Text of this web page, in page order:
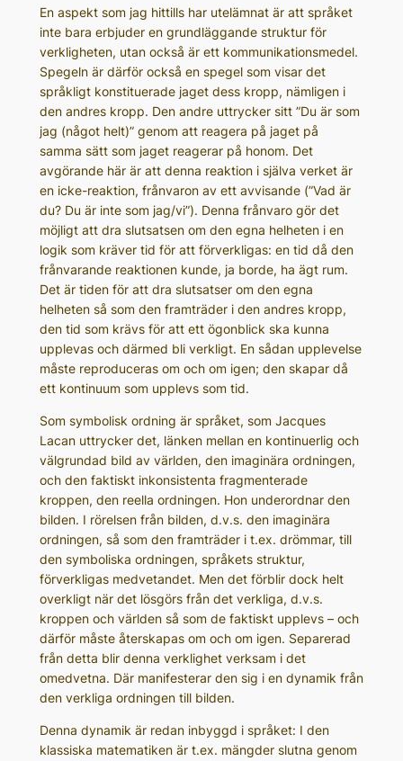
En aspekt som jag hittills har utelämnat är att språket
inte bara erbjuder en grundläggande struktur för
verkligheten, utan också är ett kommunikationsmedel.
Spegeln är därför också en spegel som visar det
språkligt konstituerade jaget dess kropp, nämligen i
den andres kropp. Den andre uttrycker sitt ”Du är som
jag (något helt)” genom att reagera på jaget på
samma sätt som jaget reagerar på honom. Det
avgörande här är att denna reaktion i själva verket är
en icke-reaktion, frånvaron av ett avvisande (”Vad är
du? Du är inte som jag/vi”). Denna frånvaro gör det
möjligt att dra slutsatsen om den egna helheten i en
logik som kräver tid för att förverkligas: en tid då den
frånvarande reaktionen kunde, ja borde, ha ägt rum.
Det är tiden för att dra slutsatser om den egna
helheten så som den framträder i den andres kropp,
den tid som krävs för att ett ögonblick ska kunna
upplevas och därmed bli verkligt. En sådan upplevelse
måste reproduceras om och om igen; den skapar då
ett kontinuum som upplevs som tid.
Som symbolisk ordning är språket, som Jacques
Lacan uttrycker det, länken mellan en kontinuerlig och
välgrundad bild av världen, den imaginära ordningen,
och den faktiskt inkonsistenta fragmenterade
kroppen, den reella ordningen. Hon underordnar den
bilden. I rörelsen från bilden, d.v.s. den imaginära
ordningen, så som den framträder i t.ex. drömmar, till
den symboliska ordningen, språkets struktur,
förverkligas medvetandet. Men det förblir dock helt
overkligt när det lösgörs från det verkliga, d.v.s.
kroppen och världen så som de faktiskt upplevs – och
därför måste återskapas om och om igen. Separerad
från detta blir denna verklighet verksam i det
omedvetna. Där manifesterar den sig i en dynamik från
den verkliga ordningen till bilden.
Denna dynamik är redan inbyggd i språket: I den
klassiska matematiken är t.ex. mängder slutna genom